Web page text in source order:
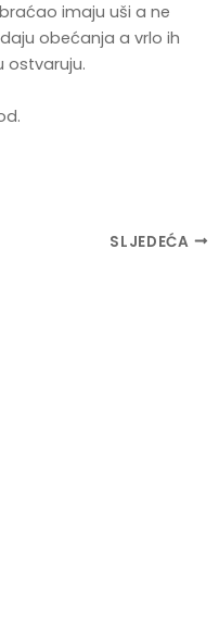
imaju uši a ne
obećanja a vrlo ih
ostvaruju.
SLJEDEĆA